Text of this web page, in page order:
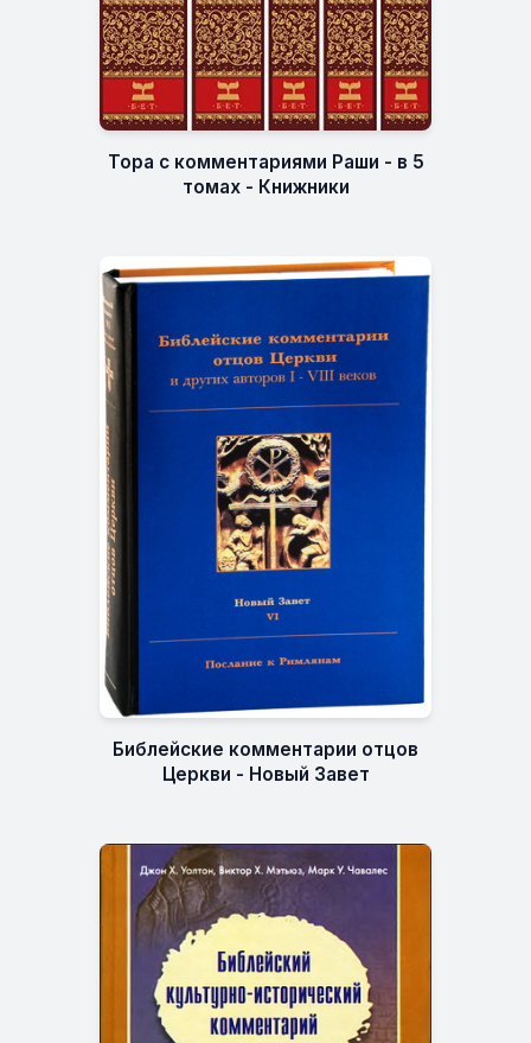
Тора с комментариями Раши - в 5
томах - Книжники
Библейские комментарии отцов
Церкви - Новый Завет